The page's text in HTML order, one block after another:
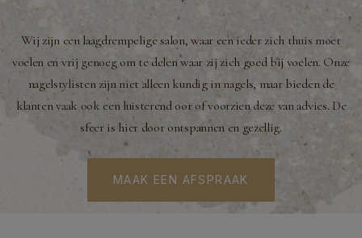
Wij zijn een laagdrempelige salon, waar een ieder zich thuis moet
voelen en vrij genoeg om te delen waar zij zich goed bij voelen. Onze
nagelstylisten zijn niet alleen kundig in nagels, maar bieden de
klanten vaak ook een luisterend oor of voorzien deze van advies. De
sfeer is hier door ontspannen en gezellig.
MAAK EEN AFSPRAAK